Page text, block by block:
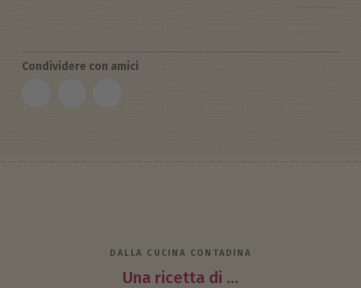
Condividere con amici
DALLA CUCINA CONTADINA
Una ricetta di ...